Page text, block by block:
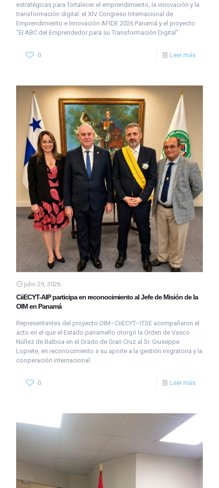
estratégicas para fortalecer el emprendimiento, la innovación y la
transformación digital: el XIV Congreso Internacional de
Emprendimiento e Innovación AFIDE 2026 Panamá y el proyecto
"El ABC del Emprendedor para su Transformación Digital".
0 Leer más
julio 29, 2026
CiiECYT-AIP participa en reconocimiento al Jefe de Misión de la
OIM en Panamá
Representantes del proyecto OIM–CiiECYT–ITSE acompañaron el
acto en el que el Estado panameño otorgó la Orden de Vasco
Núñez de Balboa en el Grado de Gran Cruz al Sr. Giuseppe
Loprete, en reconocimiento a su aporte a la gestión migratoria y la
cooperación internacional.
0 Leer más